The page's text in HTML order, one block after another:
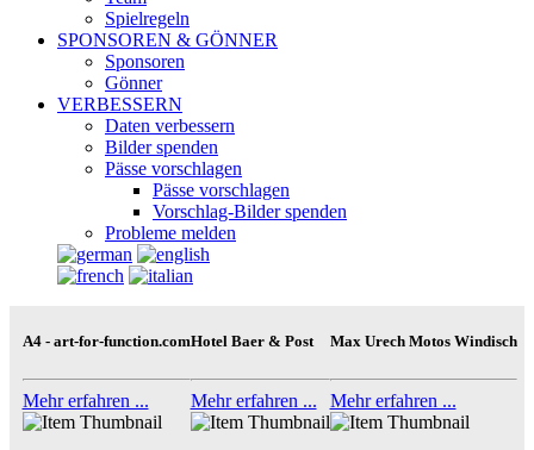
Spielregeln
SPONSOREN & GÖNNER
Sponsoren
Gönner
VERBESSERN
Daten verbessern
Bilder spenden
Pässe vorschlagen
Pässe vorschlagen
Vorschlag-Bilder spenden
Probleme melden
A4 - art-for-function.com
Mehr erfahren ...
Hotel Baer & Post
Mehr erfahren ...
Max Urech Motos Windisch
Mehr erfahren ...